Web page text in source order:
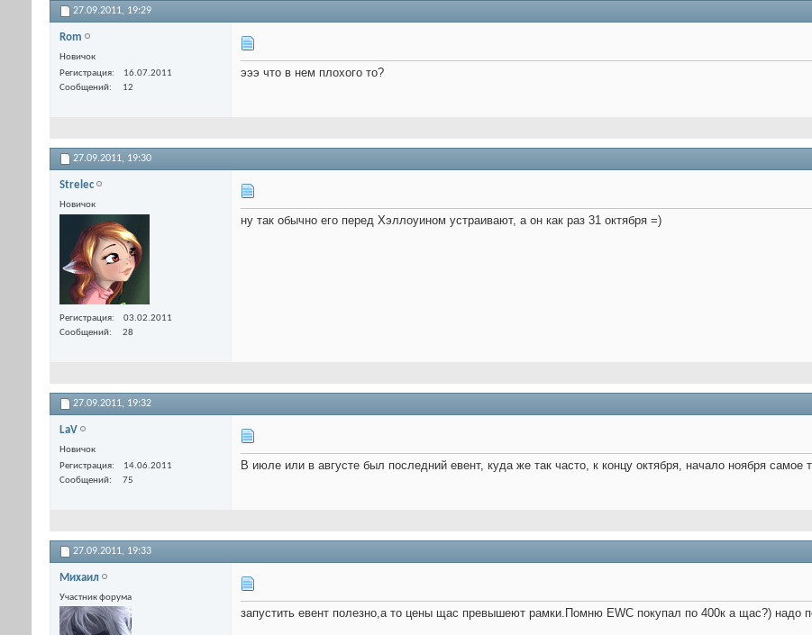
27.09.2011, 19:29
Rom
Новичок
Регистрация
16.07.2011
Сообщений
12
эээ что в нем плохого то?
27.09.2011, 19:30
Strelec
Новичок
Регистрация
03.02.2011
Сообщений
28
ну так обычно его перед Хэллоуином устраивают, а он как раз 31 октября =)
27.09.2011, 19:32
LaV
Новичок
Регистрация
14.06.2011
Сообщений
75
В июле или в августе был последний евент, куда же так часто, к концу октября, начало ноября самое
27.09.2011, 19:33
Михаил
Участник форума
запустить евент полезно,а то цены щас превышеют рамки.Помню EWC покупал по 400к а щас?) надо